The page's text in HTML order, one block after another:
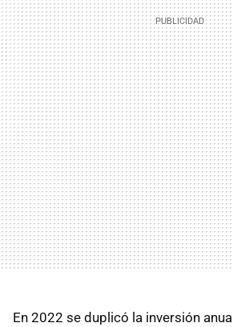
En 2022 se duplicó la inversión